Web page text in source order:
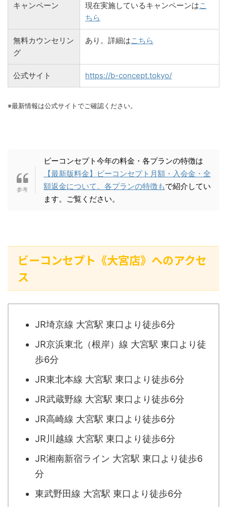
キャンペーン 現在実施しているキャンペーンはこ
ちら
無料カウンセリン
グ
あり。詳細はこちら
公式サイト https://b-concept.tokyo/
※最新情報は公式サイトでご確認ください。
ビーコンセプト今年の料金・各プランの特徴は
【最新版料金】ビーコンセプト月額・入会金・全
額返金について。各プランの特徴もで紹介してい
ます。ご覧ください。
ビーコンセプト《大宮店》へのアクセ
ス
JR埼京線 大宮駅 東口より徒歩6分
JR京浜東北（根岸）線 大宮駅 東口より徒
歩6分
JR東北本線 大宮駅 東口より徒歩6分
JR武蔵野線 大宮駅 東口より徒歩6分
JR高崎線 大宮駅 東口より徒歩6分
JR川越線 大宮駅 東口より徒歩6分
JR湘南新宿ライン 大宮駅 東口より徒歩6
分
東武野田線 大宮駅 東口より徒歩6分